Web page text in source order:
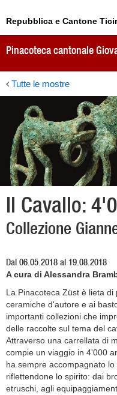
Repubblica e Cantone
Pinacoteca cantonale
Tutte le mostre
Il Cavallo:
Collezione
Dal 06.05.2018 al 19.08.2018
A cura di Alessandra
La Pinacoteca Züst è lieta
ceramiche d'autore e ai
importanti collezioni che
delle raccolte sul tema del
Attraverso una carrellata di
compie un viaggio in 4'000
ha sempre accompagnato
riflettendone lo spirito: dai
etruschi, agli